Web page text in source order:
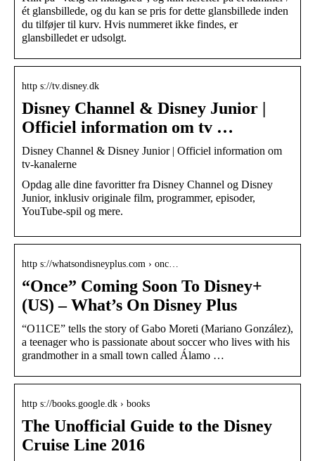
ét glansbillede, og du kan se pris for dette glansbillede inden
du tilføjer til kurv. Hvis nummeret ikke findes, er
glansbilledet er udsolgt.
http s://tv.disney.dk
Disney Channel & Disney Junior |
Officiel information om tv …
Disney Channel & Disney Junior | Officiel information om
tv-kanalerne
Opdag alle dine favoritter fra Disney Channel og Disney
Junior, inklusiv originale film, programmer, episoder,
YouTube-spil og mere.
http s://whatsondisneyplus.com › onc…
“Once” Coming Soon To Disney+
(US) – What’s On Disney Plus
“O11CE” tells the story of Gabo Moreti (Mariano González),
a teenager who is passionate about soccer who lives with his
grandmother in a small town called Álamo …
http s://books.google.dk › books
The Unofficial Guide to the Disney
Cruise Line 2016